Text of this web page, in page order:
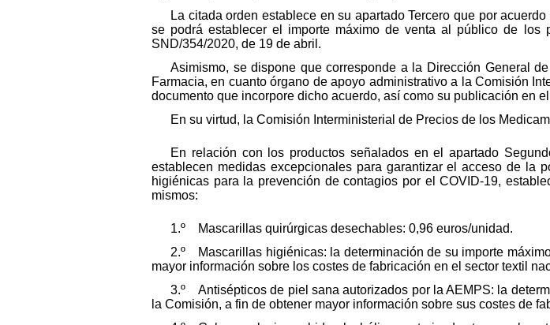
La citada orden establece en su apartado Tercero que por
se podrá establecer el importe máximo de venta al público de los
SND/354/2020, de 19 de abril.
Asimismo, se dispone que corresponde a la Dirección General
Farmacia, en cuanto órgano de apoyo administrativo a la Comisión
documento que incorpore dicho acuerdo, así como su publicación en
En su virtud, la Comisión Interministerial de Precios de los
En relación con los productos señalados en el apartado
establecen medidas excepcionales para garantizar el acceso de la
higiénicas para la prevención de contagios por el COVID-19,
mismos:
1.º Mascarillas quirúrgicas desechables: 0,96 euros/unidad.
2.º Mascarillas higiénicas: la determinación de su importe
mayor información sobre los costes de fabricación en el sector textil
3.º Antisépticos de piel sana autorizados por la AEMPS: la
la Comisión, a fin de obtener mayor información sobre sus costes de